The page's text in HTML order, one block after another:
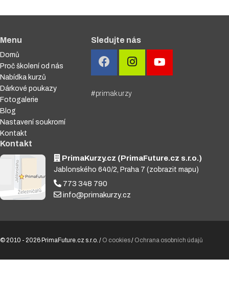
Menu
Domů
Proč školení od nás
Nabídka kurzů
Dárkové poukazy
Fotogalerie
Blog
Nastavení soukromí
Kontakt
Kontakt
PrimaKurzy.cz (PrimaFuture.cz s.r.o.)
Jablonského 640/2, Praha 7 (zobrazit mapu)
773 348 790
info@primakurzy.cz
Sledujte nás
#primakurzy
© 2010 - 2026 PrimaFuture.cz s.r.o. / O cookies/ Ochrana osobních údajů